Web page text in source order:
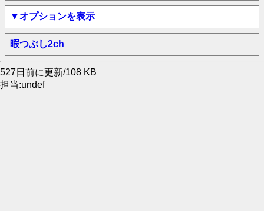
▼オプションを表示
暇つぶし2ch
527日前に更新/108 KB
担当:undef